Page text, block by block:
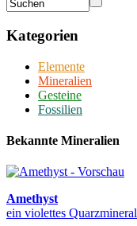
Kategorien
Elemente
Mineralien
Gesteine
Fossilien
Bekannte Mineralien
Amethyst
ein violettes Quarzmineral